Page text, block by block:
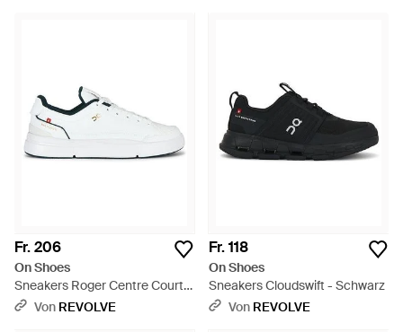
Fr. 206
On Shoes
Sneakers Roger Centre Court -
WeißVon REVOLVE
Fr. 118
On Shoes
Sneakers Cloudswift - Schwarz
Von REVOLVE